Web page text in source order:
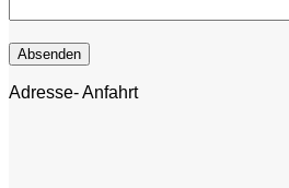
Adresse- Anfahrt